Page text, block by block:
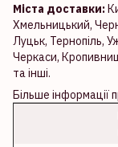
Міста доставки:
Хмельницький,
Луцьк, Тернопіль,
Черкаси,
та інші.
Більше інформації